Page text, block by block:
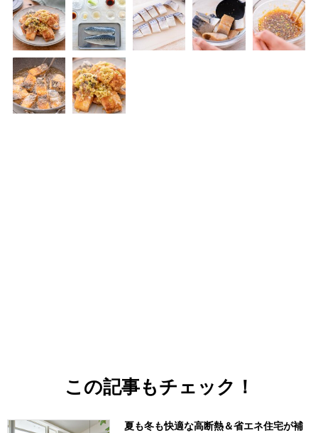
この記事もチェック！
夏も冬も快適な高断熱＆省エネ住宅が補